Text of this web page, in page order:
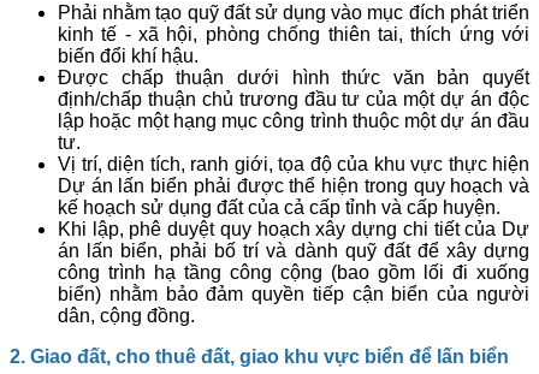
Phải nhằm tạo quỹ đất sử dụng vào mục đích phát triển
kinh tế - xã hội, phòng chống thiên tai, thích ứng với
biến đổi khí hậu.
Được chấp thuận dưới hình thức văn bản quyết
định/chấp thuận chủ trương đầu tư của một dự án độc
lập hoặc một hạng mục công trình thuộc một dự án đầu
tư.
Vị trí, diện tích, ranh giới, tọa độ của khu vực thực hiện
Dự án lấn biển phải được thể hiện trong quy hoạch và
kế hoạch sử dụng đất của cả cấp tỉnh và cấp huyện.
Khi lập, phê duyệt quy hoạch xây dựng chi tiết của Dự
án lấn biển, phải bố trí và dành quỹ đất để xây dựng
công trình hạ tầng công cộng (bao gồm lối đi xuống
biển) nhằm bảo đảm quyền tiếp cận biển của người
dân, cộng đồng.
2. Giao đất, cho thuê đất, giao khu vực biển để lấn biển